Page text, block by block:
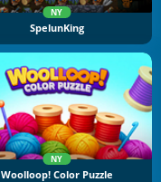
NY
SpelunKing
NY
Woolloop! Color Puzzle